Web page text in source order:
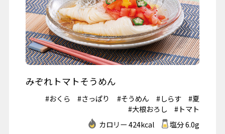
みぞれトマトそうめん
#おくら #さっぱり #そうめん #しらす
#夏
#大根おろし
#トマト
カロリー 424kcal
塩分 6.0g